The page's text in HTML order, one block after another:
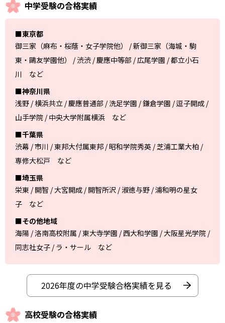
中学受験の合格実績
■東京都
御三家（麻布・桜蔭・女子学院他） / 新御三家（海城・駒
東・鷗友学園他） / 渋渋 / 慶應中等部 / 広尾学園 / 都立小石
川 など
■神奈川県
浅野 / 横浜共立 / 慶應普通部 / 洗足学園 / 鎌倉学園 / 逗子開成 /
山手学院 / 中央大学附属横浜 など
■千葉県
渋幕 / 市川 / 東邦大付属東邦 / 昭和学院秀英 / 芝浦工業大柏 /
専修大松戸 など
■埼玉県
栄東 / 開智 / 大宮開成 / 開智所沢 / 淑徳与野 / 浦和明の星女
子 など
■その他地域
海陽 / 洛南高校附属 / 東大寺学園 / 西大和学園 / 大阪星光学院 /
同志社女子 / ラ・サール など
2026年度の中学受験合格実績を見る
高校受験の合格実績